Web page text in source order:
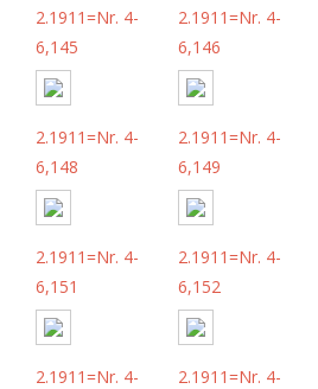
2.1911=Nr. 4-
6,145
2.1911=Nr. 4-
6,146
2.1911=Nr. 4-
6,148
2.1911=Nr. 4-
6,149
2.1911=Nr. 4-
6,151
2.1911=Nr. 4-
6,152
2.1911=Nr. 4-
2.1911=Nr. 4-